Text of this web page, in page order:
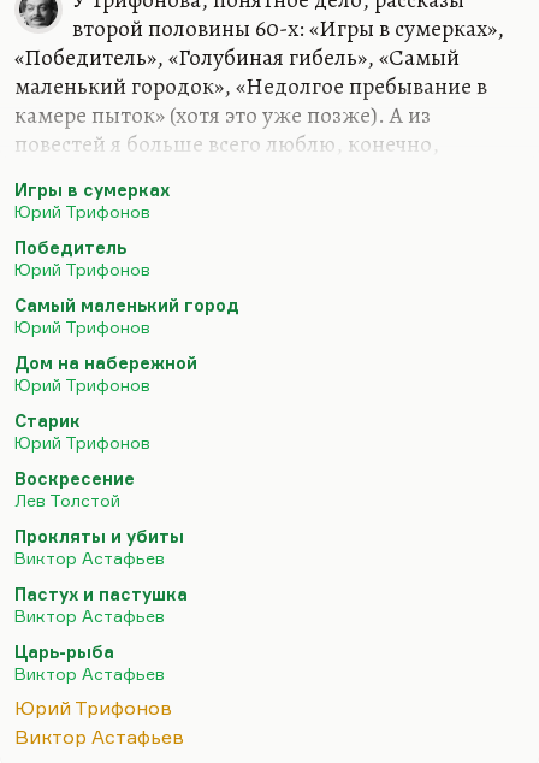
второй половины 60-х: «Игры в сумерках»,
«Победитель», «Голубиная гибель», «Самый
маленький городок», «Недолгое пребывание в
камере пыток» (хотя это уже позже). А из
повестей я больше всего люблю, конечно,
прощание» на уровне прозы, на уровне языка
сделано совершенно волшебно. Когда меня
спрашивают школьники, как писать прозу, что
мне представляется идеальным, я всегда читаю
вот этот первый абзац из «Долгого прощания».
Хотя и «Дом на набережной» мне очень нравится
(это роман, безусловно, а не повесть).
Практически нет у Трифонова вещи, которая не
нравилась бы мне.
И «Старик» гениальная вещь, очень…
Игры в сумерках
Юрий Трифонов
Победитель
Юрий Трифонов
Самый маленький город
Юрий Трифонов
Дом на набережной
Юрий Трифонов
Старик
Юрий Трифонов
Воскресение
Лев Толстой
Прокляты и убиты
Виктор Астафьев
Пастух и пастушка
Виктор Астафьев
Царь-рыба
Виктор Астафьев
Юрий Трифонов
Виктор Астафьев